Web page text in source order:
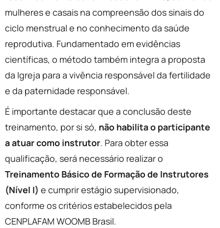
mulheres e casais na compreensão dos sinais do
ciclo menstrual e no conhecimento da saúde
reprodutiva. Fundamentado em evidências
científicas, o método também integra a proposta
da Igreja para a vivência responsável da fertilidade
e da paternidade responsável.
É importante destacar que a conclusão deste
treinamento, por si só, não habilita o participante
a atuar como instrutor. Para obter essa
qualificação, será necessário realizar o
Treinamento Básico de Formação de Instrutores
(Nível I) e cumprir estágio supervisionado,
conforme os critérios estabelecidos pela
CENPLAFAM WOOMB Brasil.